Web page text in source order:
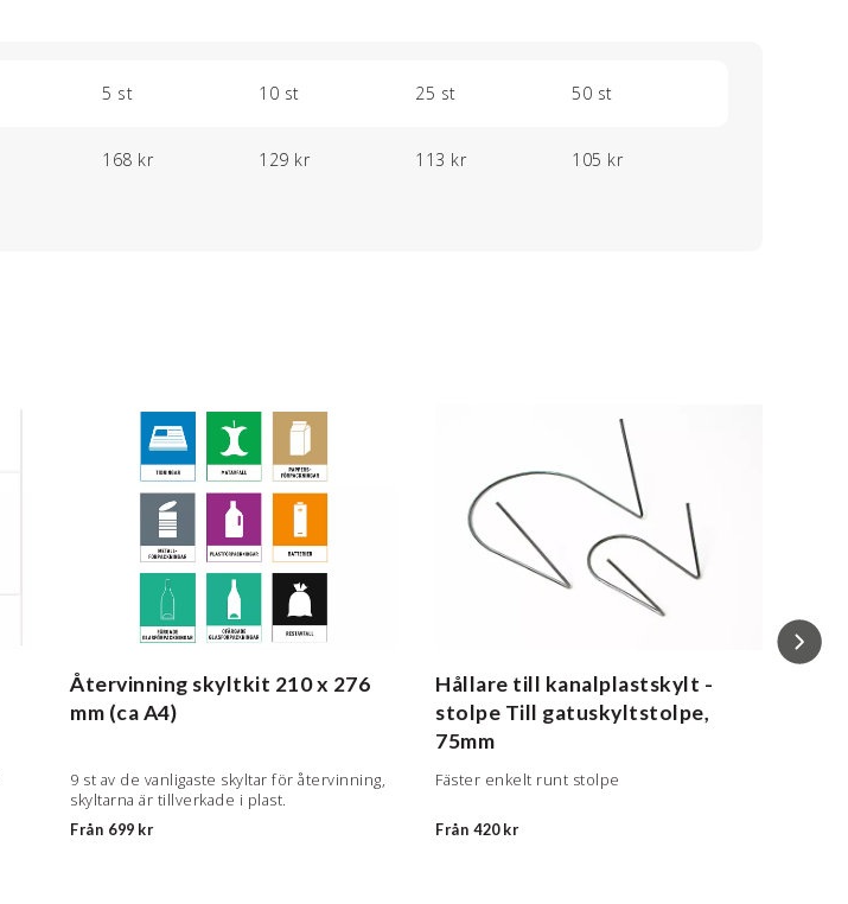
5 st 10 st 25 st 50 st
168 kr 129 kr 113 kr 105 kr
Återvinning skyltkit 210 x 276
mm (ca A4)
9 st av de vanligaste skyltar för återvinning,
skyltarna är tillverkade i plast.
Från 699 kr
Hållare till kanalplastskylt -
stolpe Till gatuskyltstolpe,
75mm
Fäster enkelt runt stolpe
Från 420 kr